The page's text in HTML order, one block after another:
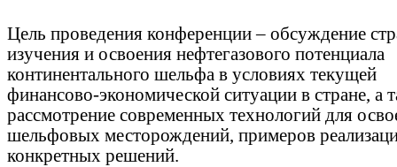
Цель проведения конференции – обсуждение
изучения и освоения нефтегазового потенциала
континентального шельфа в условиях текущей
финансово-экономической ситуации в стране, а
рассмотрение современных технологий для
шельфовых месторождений, примеров
конкретных решений.